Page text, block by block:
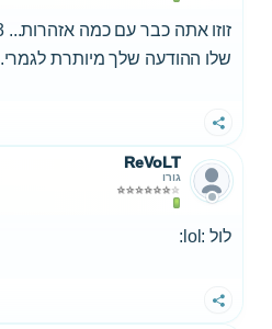
שלו ההודעה שלך מיותרת לגמרי.
שתף
ReVoLT
גורו
לול :lol:
שתף